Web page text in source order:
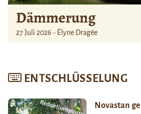
Dämmerung
27 Juli 2026 - Élyne Dragée
ENTSCHLÜSSELUNG
Novastan